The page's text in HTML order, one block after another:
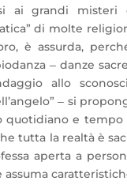
ai grandi misteri
di molte
è assurda,
‒ danze
allo
‒ si
e tempo
tutta la realtà è
aperta a